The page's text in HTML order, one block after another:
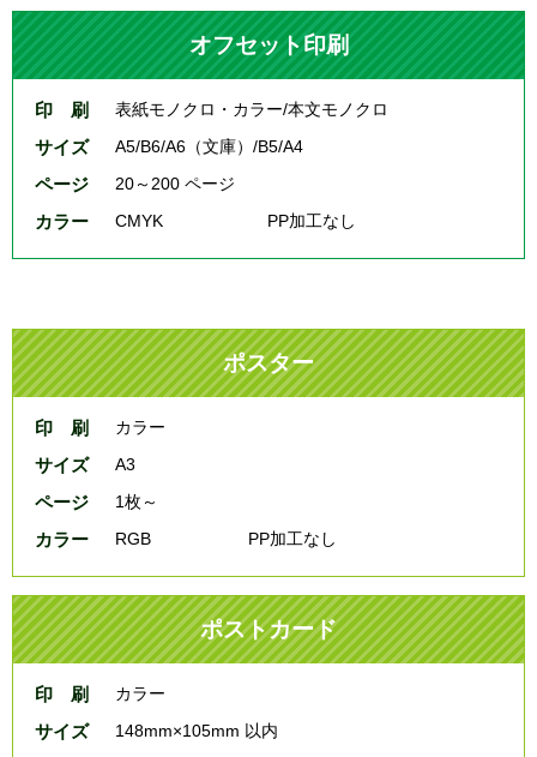
オフセット印刷
印 刷 表紙モノクロ・カラー/本文モノクロ
サイズ A5/B6/A6（文庫）/B5/A4
ページ 20～200 ページ
カラー CMYK PP加工なし
ポスター
印 刷 カラー
サイズ A3
ページ 1枚～
カラー RGB PP加工なし
ポストカード
印 刷 カラー
サイズ 148mm×105mm 以内